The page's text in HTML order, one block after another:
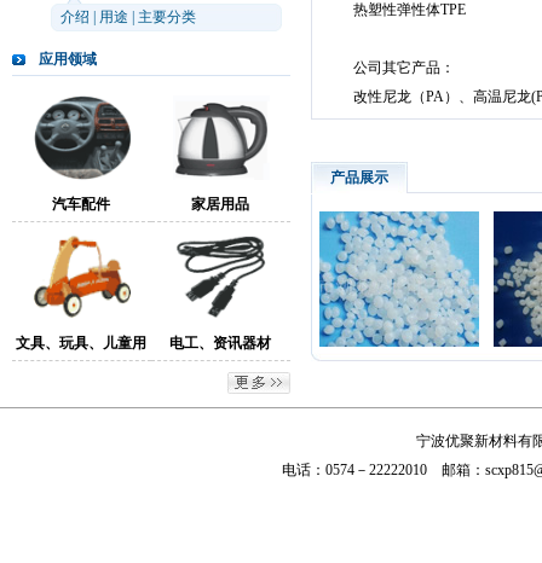
介绍 用途 主要分类
应用领域
汽车配件 家居用品
文具、玩具、儿童用
电工、资讯器材
热塑性弹性体TPE
公司其它产品：
改性尼龙（PA）、高温尼龙
产品展示
宁波优聚新材料有
电话：0574－ 22222010 邮箱：